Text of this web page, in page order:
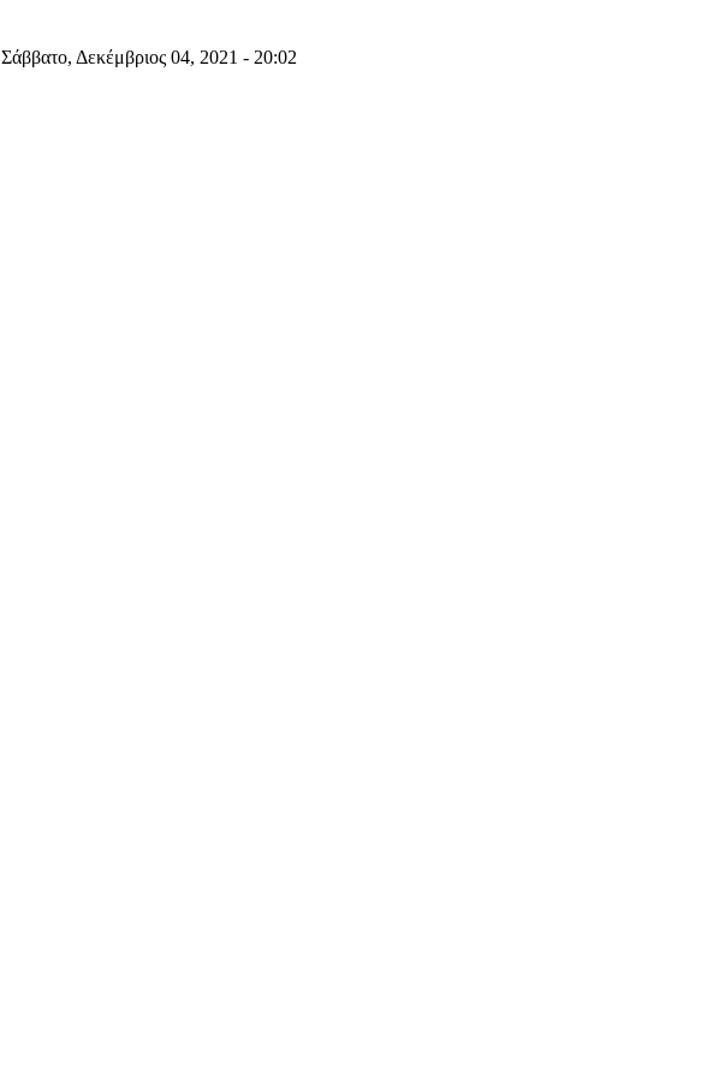
Σάββατο, Δεκέμβριος 04, 2021 - 20:02